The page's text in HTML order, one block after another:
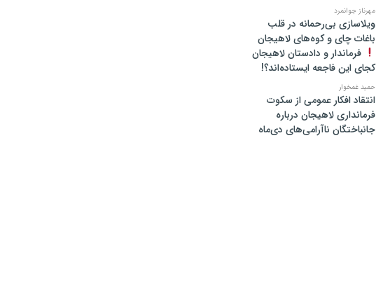
مهرناز جوانمرد
ویلاسازی بی‌رحمانه در قلب
باغات چای و کوه‌های لاهیجان
فرماندار و دادستان لاهیجان
کجای این فاجعه ایستاده‌اند؟!
حمید غمخوار
انتقاد افکار عمومی از سکوت
فرمانداری لاهیجان درباره
جانباختگان ناآرامی‌های دی‌ماه